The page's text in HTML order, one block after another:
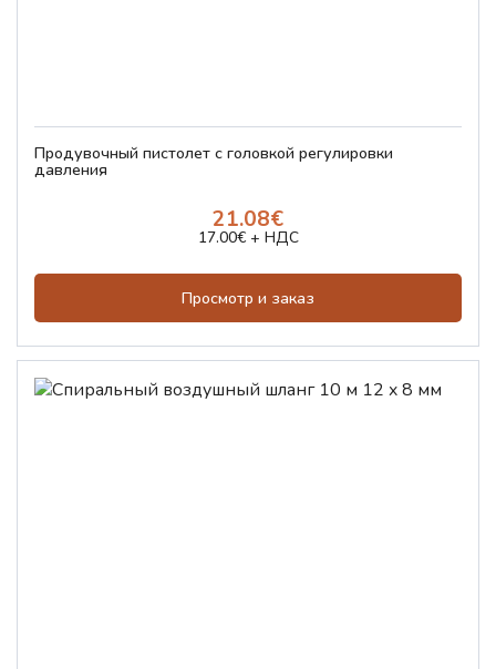
Продувочный пистолет с головкой регулировки
давления
21.08€
17.00€ + НДС
Просмотр и заказ